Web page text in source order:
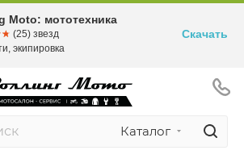
Каталог
Moto: мототехника
(25) звезд
экипировка
Скачать